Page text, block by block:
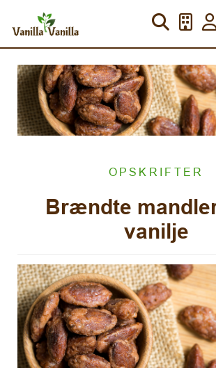
OPSKRIFTER
Brændte
vanilje